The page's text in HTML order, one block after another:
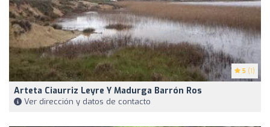
5 (1)
Arteta Ciaurriz Leyre Y Madurga Barrón Ros
Ver dirección y datos de contacto